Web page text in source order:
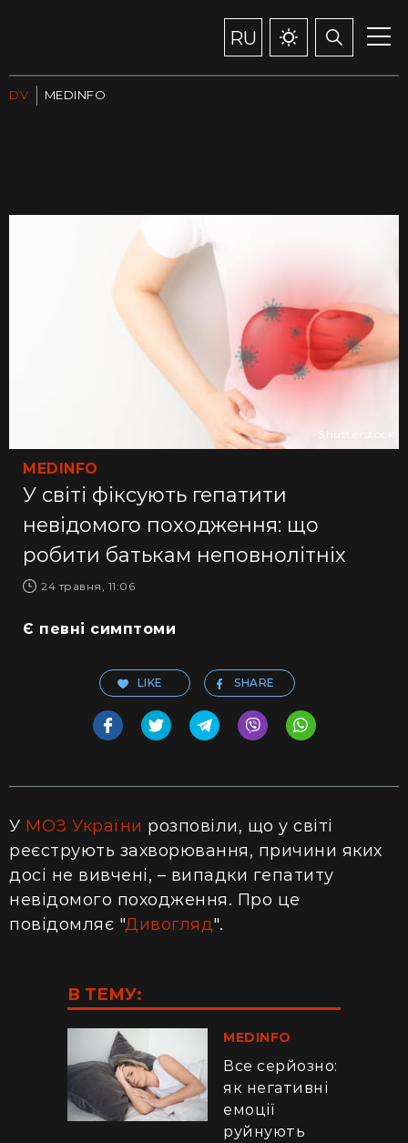
RU
DV MEDINFO
MEDINFO
У світі фіксують гепатити
невідомого походження: що
робити батькам неповнолітніх
24 травня, 11:06
Shutterstock
Є певні симптоми
LIKE SHARE
У МОЗ України розповіли, що у світі
реєструють захворювання, причини яких
досі не вивчені, – випадки гепатиту
невідомого походження. Про це
повідомляє "Дивогляд".
В ТЕМУ:
MEDINFO
Все серйозно:
як негативні
емоції
руйнують